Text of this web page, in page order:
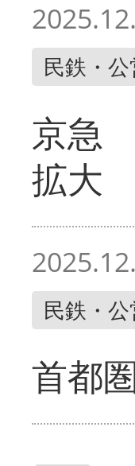
民鉄・
京急
拡大
民鉄・
首都